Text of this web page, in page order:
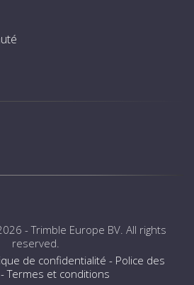
-Trimble Europe BV. All rights
reserved.
de confidentialité - Police des
-Termes et conditions